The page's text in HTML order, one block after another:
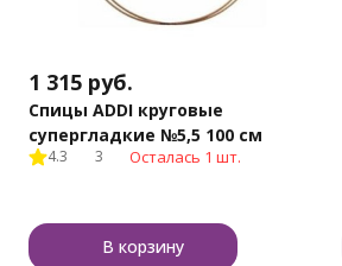
1 315 руб.
Спицы ADDI круговые
супергладкие №5,5 100 см
4.3 3 Осталась 1 шт.
В корзину